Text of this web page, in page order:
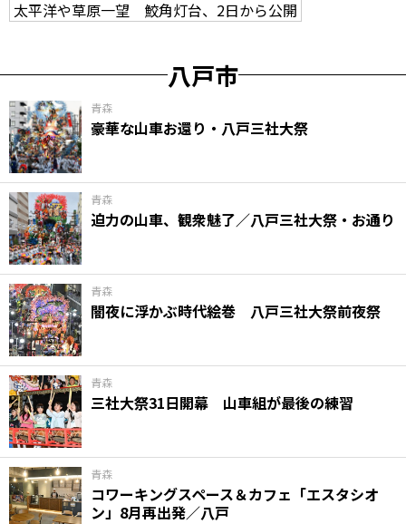
太平洋や草原一望 鮫角灯台、2日から公開
八戸市
青森
豪華な山車お還り・八戸三社大祭
青森
迫力の山車、観衆魅了／八戸三社大祭・お通り
青森
闇夜に浮かぶ時代絵巻 八戸三社大祭前夜祭
青森
三社大祭31日開幕 山車組が最後の練習
青森
コワーキングスペース＆カフェ「エスタシオ
ン」8月再出発／八戸